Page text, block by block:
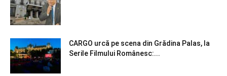
CARGO urcă pe scena din Grădina Palas, la
Serile Filmului Românesc:...